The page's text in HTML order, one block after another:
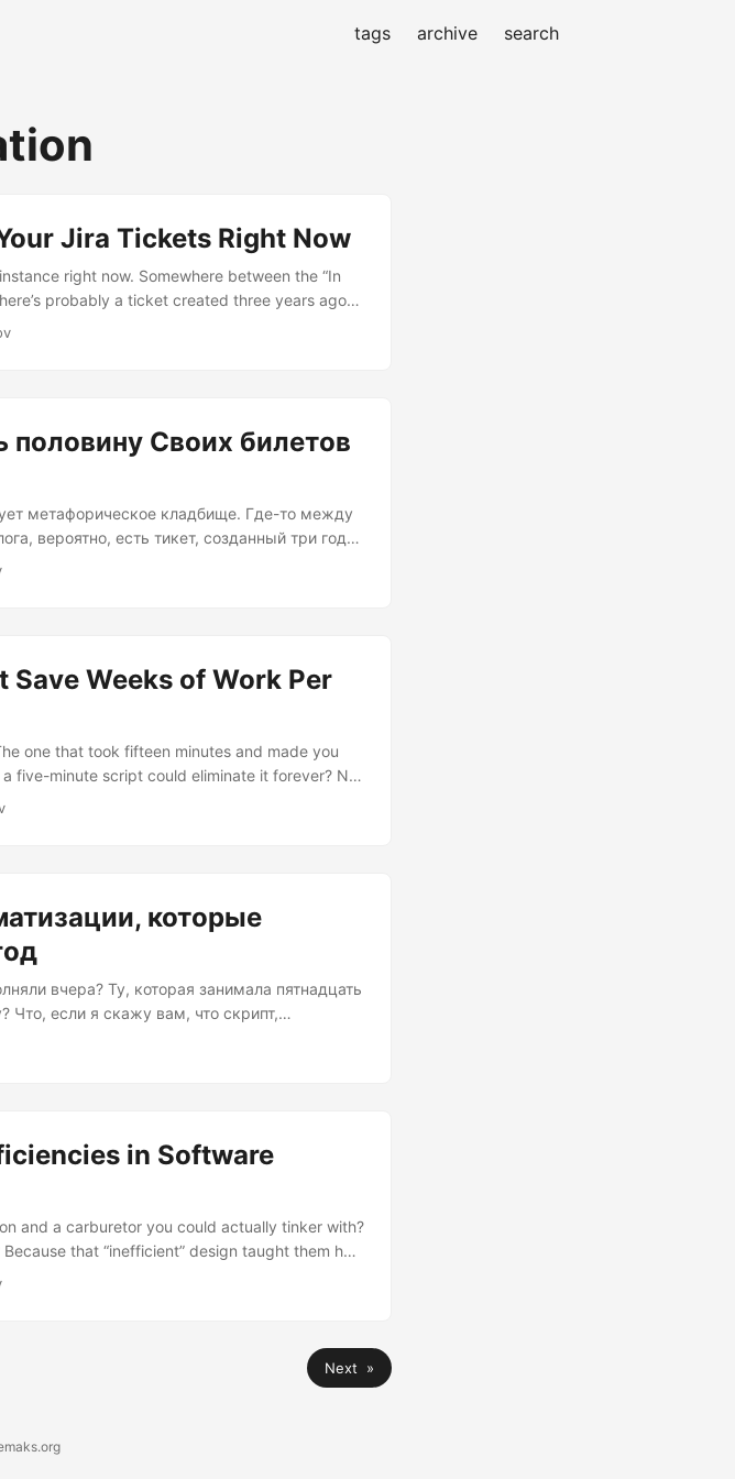
tags archive search
Jira Tickets Right Now
right now. Somewhere between the “In
probably a ticket created three years ago
that nobody’s looked at since the Great
Своих билетов
метафорическое кладбище. Где-то между
вероятно, есть тикет, созданный три года
производительности», на который
(хотя это тоже важно)....
Weeks of Work Per
one that took fifteen minutes and made you
five-minute script could eliminate it forever? Not
your life. The beautiful irony of automation is
которые
вчера? Ту, которая занимала пятнадцать
Что, если я скажу вам, что скрипт,
Не метафорически — буквально
in Software
and a carburetor you could actually tinker with?
that “inefficient” design taught them how
with maximum efficiency, and I’m here to
Next »